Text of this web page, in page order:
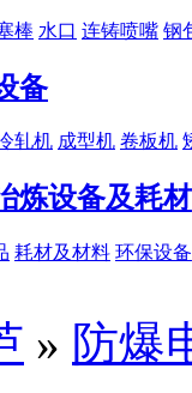
棒 水口 连铸喷嘴 钢
备
轧机 成型机 卷板机
炼设备及耗材
耗材及材料 环保设备
» 防爆